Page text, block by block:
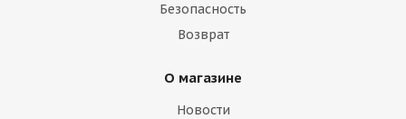
Безопасность
Возврат
О магазине
Новости